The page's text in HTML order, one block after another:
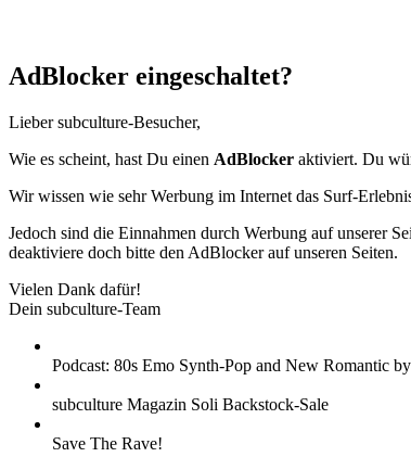
AdBlocker eingeschaltet?
Lieber subculture-Besucher,
Wie es scheint, hast Du einen AdBlocker aktiviert. Du
Wir wissen wie sehr Werbung im Internet das Surf-
Jedoch sind die Einnahmen durch Werbung auf unserer
deaktiviere doch bitte den AdBlocker auf unseren Seiten.
Vielen Dank dafür!
Dein subculture-Team
Podcast: 80s Emo Synth-Pop and New Romantic
subculture Magazin Soli Backstock-Sale
Save The Rave!